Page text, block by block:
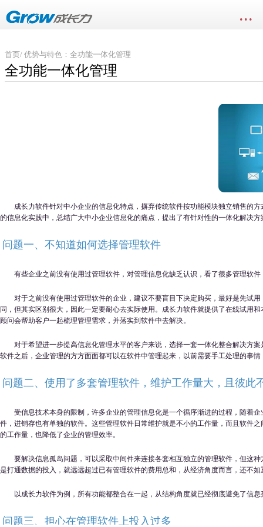
...
首页/ 优势与特色：全功能一体化管理
全功能一体化管理
成长力软件针对中小企业的信息化特点，摒弃传统软件按功能模块独立销售的
的信息化实践中，总结广大中小企业信息化的痛点，提出了有针对性的一体化解决
问题一、不知道如何选择管理软件
有些企业之前没有使用过管理软件，对管理信息化缺乏认识，看了很多管理软
对于之前没有使用过管理软件的企业，建议不要盲目下决定购买，最好是先试
同，但其实区别很大，因此一定要耐心去实际使用。成长力软件就提供了在线试用
顾问会帮助客户一起梳理管理需求，并落实到软件中去解决。
对于希望进一步提高信息化管理水平的客户来说，选择一套一体化整合解决方
软件之后，企业管理的方方面面都可以在软件中管理起来，以前需要手工处理的事
问题二、使用了多套管理软件，维护工作量大，且彼此
受信息技术本身的限制，许多企业的管理信息化是一个循序渐进的过程，随着
件，进销存也有单独的软件。这些管理软件日常维护就是不小的工作量，而且软件
的工作量，也降低了企业的管理效率。
要解决信息孤岛问题，可以采取中间件来连接各套相互独立的管理软件，但这
是打通数据的投入，就远远超过已有管理软件的费用总和，从经济角度而言，还不
以成长力软件为例，所有功能都整合在一起，从结构角度就已经彻底避免了信
问题三、担心在管理软件上投入过多